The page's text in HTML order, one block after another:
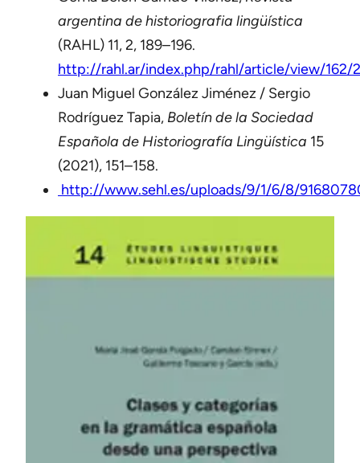
argentina de historiografia lingüística
(RAHL) 11, 2, 189–196.
http://rahl.ar/index.php/rahl/article/view/162/
Juan Miguel González Jiménez / Sergio
Rodríguez Tapia, Boletín de la Sociedad
Española de Historiografía Lingüística 15
(2021), 151–158.
http://www.sehl.es/uploads/9/1/6/8/